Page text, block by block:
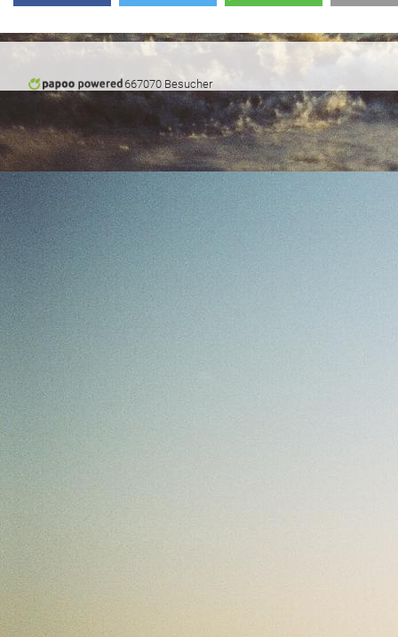
667070 Besucher